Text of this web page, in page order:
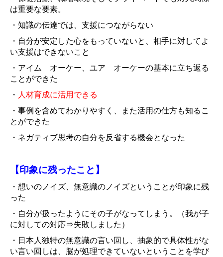
は重要な要素。
・知識の伝達では、支援につながらない
・自分が安定した心をもっていないと、相手に対してよ
い支援はできないこと
・アイム オーケー、ユア オーケーの基本に立ち返る
ことができた
・ 人材育成に活用できる
・事例を含めてわかりやすく、また活用の仕方も知るこ
とができた
・ネガティブ思考の自分を反省する機会となった
【印象に残ったこと】
・想いのノイズ、無意識のノイズということが印象に残
った
・自分が扱ったようにその子がなってしまう。（我が子
に対しての対応⇒失敗しました）
・日本人独特の無意識の言い回し、抽象的で具体性がな
い言い回しは、脳が処理できていないということを学び